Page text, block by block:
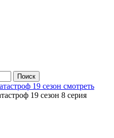
19 сезон смотреть
19 сезон 8 серия